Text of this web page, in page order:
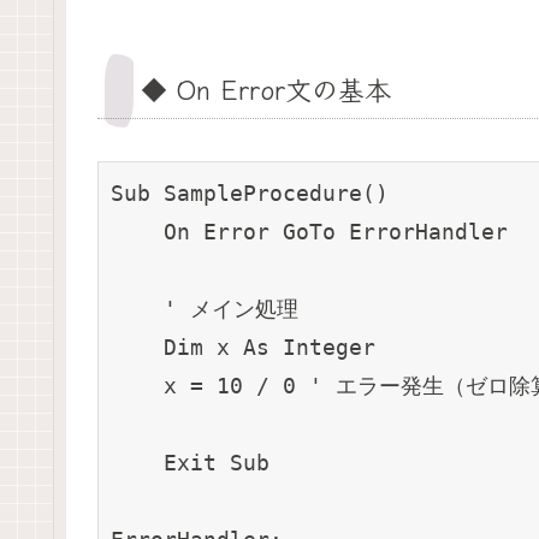
◆ On Error文の基本
Sub SampleProcedure()
    On Error GoTo ErrorHandler
    ' メイン処理
    Dim x As Integer
x = 10 / 0 ' エラー発生（ゼロ除
    Exit Sub